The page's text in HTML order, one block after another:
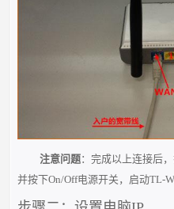
注意问题：完成以上连接后
并按下On/Off电源开关，启动TL-